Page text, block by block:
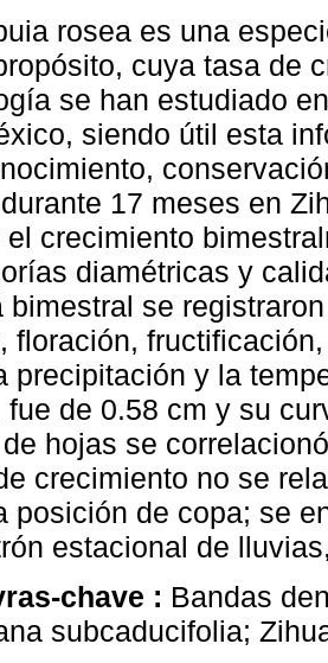
rosea es una
cuya tasa de
se han estudiado
siendo útil esta
17 meses en
el crecimiento
diamétricas y
bimestral se
floración,
precipitación y la
fue de 0.58 cm y su
hojas se
crecimiento no se
posición de copa; se
estacional de
chave : Bandas
subcaducifolia;